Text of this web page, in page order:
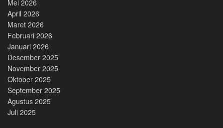
Mei 2026
April 2026
Maret 2026
Februari 2026
Januari 2026
Desember 2025
November 2025
Oktober 2025
September 2025
Agustus 2025
Juli 2025